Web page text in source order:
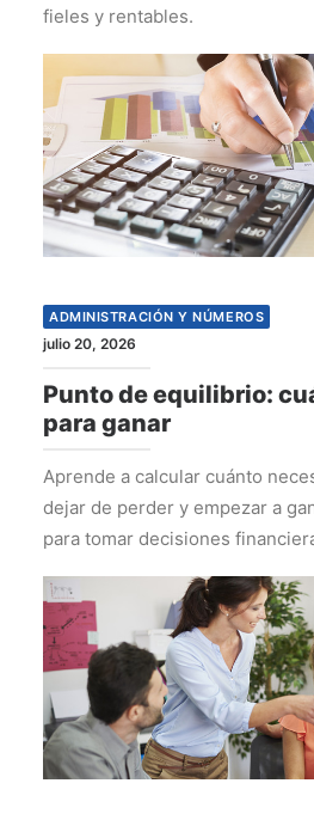
fieles y rentables.
ADMINISTRACIÓN Y NÚMEROS
julio 20, 2026
Punto de equilibrio:
para ganar
Aprende a calcular cuánto
dejar de perder y empezar a
para tomar decisiones